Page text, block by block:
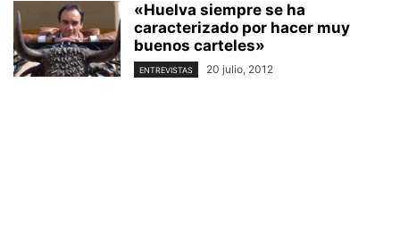
«Huelva siempre se ha
caracterizado por hacer muy
buenos carteles»
ENTREVISTAS 20 julio, 2012